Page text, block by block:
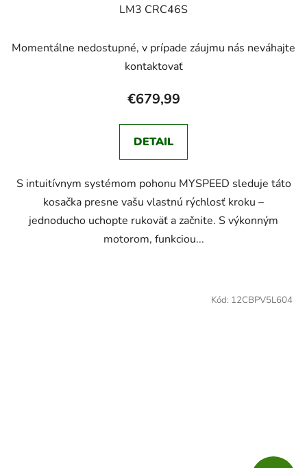
LM3 CRC46S
Momentálne nedostupné, v prípade záujmu nás neváhajte
kontaktovať
€679,99
DETAIL
S intuitívnym systémom pohonu MYSPEED sleduje táto
kosačka presne vašu vlastnú rýchlosť kroku –
jednoducho uchopte rukoväť a začnite. S výkonným
motorom, funkciou...
Kód: 12CBPV5L604